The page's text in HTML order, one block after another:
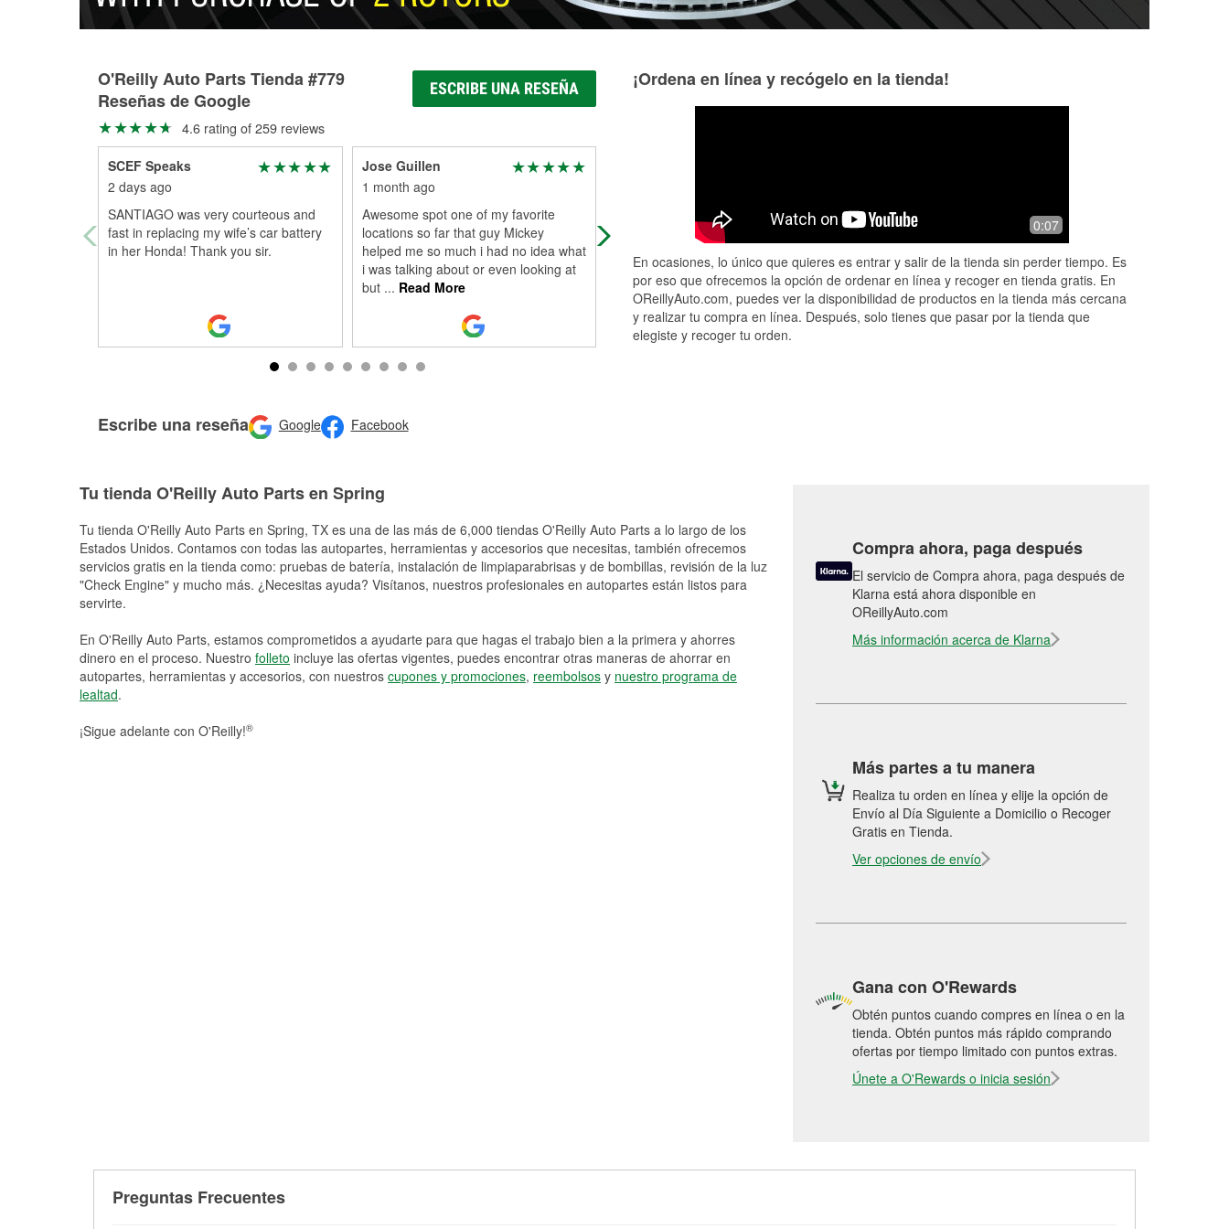
O'Reilly Auto Parts Tienda #779
Reseñas de Google
ESCRIBE UNA RESEÑA
4.6 rating of 259 reviews
SCEF Speaks
2 days ago
SANTIAGO was very courteous and
fast in replacing my wife’s car battery
in her Honda! Thank you sir.
Jose Guillen
1 month ago
Awesome spot one of my favorite
locations so far that guy Mickey
helped me so much i had no idea what
i was talking about or even looking at
but ... Read More
Mikey is the best, these guys go
above and beyond
BERNARD!! I just gotta say you're
gentleman Bernard soaked meet in
and educated me on how to install it.
...Read More
Escribe una reseña Google Facebook
¡Ordena en línea y recógelo en la tienda!
0:07
En ocasiones, lo único que quieres es entrar y salir de la tienda sin perder tiempo. Es
por eso que ofrecemos la opción de ordenar en línea y recoger en tienda gratis. En
OReillyAuto.com, puedes ver la disponibilidad de productos en la tienda más cercana
y realizar tu compra en línea. Después, solo tienes que pasar por la tienda que
elegiste y recoger tu orden.
Tu tienda O'Reilly Auto Parts en Spring
Tu tienda O'Reilly Auto Parts en Spring, TX es una de las más de 6,000 tiendas O'Reilly Auto Parts a lo largo de los
Estados Unidos. Contamos con todas las autopartes, herramientas y accesorios que necesitas, también ofrecemos
servicios gratis en la tienda como: pruebas de batería, instalación de limpiaparabrisas y de bombillas, revisión de la luz
"Check Engine" y mucho más. ¿Necesitas ayuda? Visítanos, nuestros profesionales en autopartes están listos para
servirte.
En O'Reilly Auto Parts, estamos comprometidos a ayudarte para que hagas el trabajo bien a la primera y ahorres
dinero en el proceso. Nuestro folleto incluye las ofertas vigentes, puedes encontrar otras maneras de ahorrar en
autopartes, herramientas y accesorios, con nuestros cupones y promociones, reembolsos y nuestro programa de
lealtad.
¡Sigue adelante con O'Reilly!®
Compra ahora, paga después
El servicio de Compra ahora, paga después de
Klarna está ahora disponible en
OReillyAuto.com
Más información acerca de Klarna
Más partes a tu manera
Realiza tu orden en línea y elije la opción de
Envío al Día Siguiente a Domicilio o Recoger
Gratis en Tienda.
Ver opciones de envío
Gana con O'Rewards
Obtén puntos cuando compres en línea o en la
tienda. Obtén puntos más rápido comprando
ofertas por tiempo limitado con puntos extras.
Únete a O'Rewards o inicia sesión
Preguntas Frecuentes